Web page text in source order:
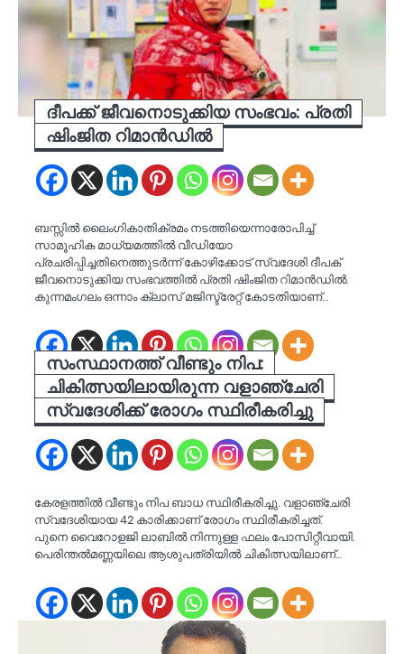
ദീപക്ക് ജീവനൊടുക്കിയ സംഭവം: പ്രതി
ഷിംജിത റിമാന്‍ഡിൽ
ബസ്സില്‍ ലൈംഗികാതിക്രമം നടത്തിയെന്നാരോപിച്ച്
സാമൂഹിക മാധ്യമത്തില്‍ വീഡിയോ
പ്രചരിപ്പിച്ചതിനെത്തുടര്‍ന്ന് കോഴിക്കോട് സ്വദേശി ദീപക്
ജീവനൊടുക്കിയ സംഭവത്തിൽ പ്രതി ഷിംജിത റിമാന്‍ഡിൽ.
കുന്നമംഗലം ഒന്നാം ക്ലാസ് മജിസ്ട്രേറ്റ് കോടതിയാണ്…
സംസ്ഥാനത്ത് വീണ്ടും നിപ:
ചികിത്സയിലായിരുന്ന വളാഞ്ചേരി
സ്വദേശിക്ക് രോഗം സ്ഥിരീകരിച്ചു
കേരളത്തിൽ വീണ്ടും നിപ ബാധ സ്ഥിരീകരിച്ചു. വളാഞ്ചേരി
സ്വദേശിയായ 42 കാരിക്കാണ് രോഗം സ്ഥിരീകരിച്ചത്.
പുനെ വൈറോളജി ലാബിൽ നിന്നുള്ള ഫലം പോസിറ്റീവായി.
പെരിന്തൽമണ്ണയിലെ ആശുപത്രിയിൽ ചികിത്സയിലാണ്…